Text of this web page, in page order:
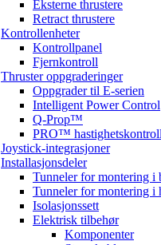
Eksterne thrustere
Retract thrustere
Kontrollenheter
Kontrollpanel
Fjernkontroll
Thruster oppgraderinger
Oppgrader til E-serien
Intelligent Power Control
Q-Prop™
PRO™ hastighetskontroll
Joystick-integrasjoner
Installasjonsdeler
Tunneler for montering i
Tunneler for montering i
Isolasjonssett
Elektrisk tilbehør
Komponenter